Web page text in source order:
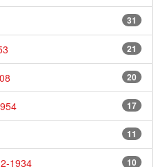
31
21
20
17
11
10
1934